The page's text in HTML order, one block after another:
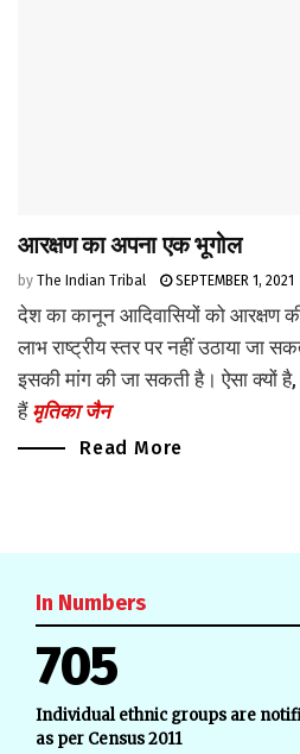
आरक्षण का अपना एक भूगोल
by The Indian Tribal SEPTEMBER 1, 2021
देश का कानून आदिवासियों को आरक्षण
लाभ राष्ट्रीय स्तर पर नहीं उठाया जा
इसकी मांग की जा सकती है। ऐसा क्यों
हैं मृतिका जैन
Read More
In Numbers
705
Individual ethnic groups are
as per Census 2011